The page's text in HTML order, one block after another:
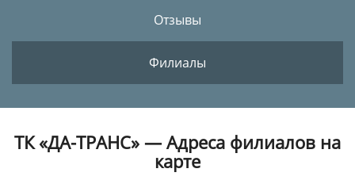
Отзывы
Филиалы
ТК «ДА-ТРАНС» — Адреса филиалов на
карте